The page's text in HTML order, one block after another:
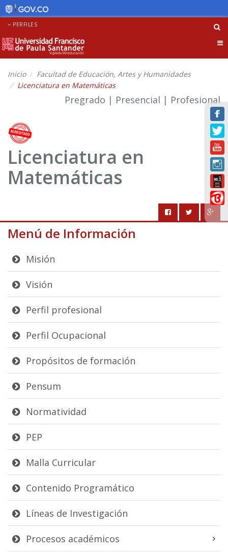
PERFILES
Inicio
Facultad de Educación, Artes y Humanidades
Licenciatura en Matemáticas
Pregrado | Presencial | Profesional
Licenciatura en
Matemáticas
Menú de Información
Misión
Visión
Perfil profesional
Perfil Ocupacional
Propósitos de formación
Pensum
Normatividad
PEP
Malla Curricular
Contenido Programático
Líneas de Investigación
Procesos académicos